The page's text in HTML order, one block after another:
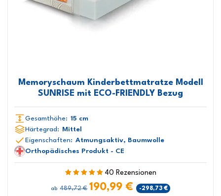
Memoryschaum Kinderbettmatratze Modell
SUNRISE mit ECO-FRIENDLY Bezug
Gesamthöhe: 15 cm
Härtegrad: Mittel
Eigenschaften: Atmungsaktiv, Baumwolle
Orthopädisches Produkt - CE
40 Rezensionen
ab 489,72 € 190,99 € -298,73 €